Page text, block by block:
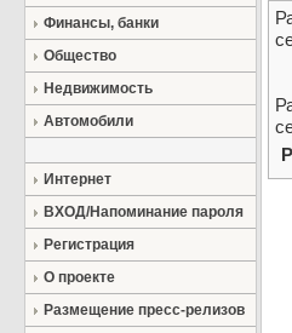
Финансы, банки
Общество
Недвижимость
Автомобили
Интернет
ВХОД/Напоминание пароля
Регистрация
О проекте
Размещение пресс-релизов